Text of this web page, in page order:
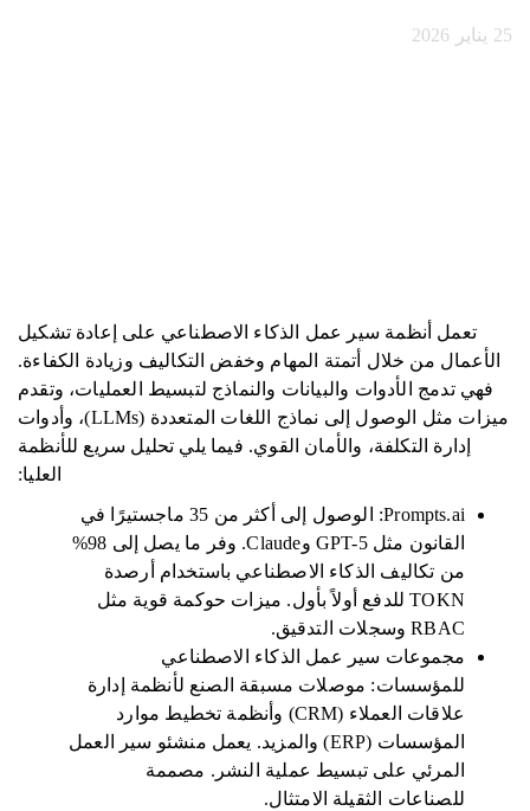
25 يناير 2026
تعمل أنظمة سير عمل الذكاء الاصطناعي على إعادة تشكيل
الأعمال من خلال أتمتة المهام وخفض التكاليف وزيادة الكفاءة.
فهي تدمج الأدوات والبيانات والنماذج لتبسيط العمليات، وتقدم
ميزات مثل الوصول إلى نماذج اللغات المتعددة (LLMs)، وأدوات
إدارة التكلفة، والأمان القوي. فيما يلي تحليل سريع للأنظمة
العليا:
Prompts.ai: الوصول إلى أكثر من 35 ماجستيرًا في
القانون مثل GPT-5 وClaude. وفر ما يصل إلى 98%
من تكاليف الذكاء الاصطناعي باستخدام أرصدة
TOKN للدفع أولاً بأول. ميزات حوكمة قوية مثل
RBAC وسجلات التدقيق.
مجموعات سير عمل الذكاء الاصطناعي
للمؤسسات: موصلات مسبقة الصنع لأنظمة إدارة
علاقات العملاء (CRM) وأنظمة تخطيط موارد
المؤسسات (ERP) والمزيد. يعمل منشئو سير العمل
المرئي على تبسيط عملية النشر. مصممة
للصناعات الثقيلة الامتثال.